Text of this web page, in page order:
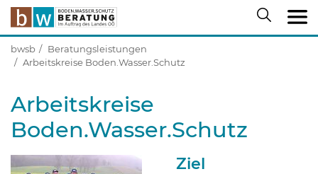
bwsb
Beratungsleistungen
Arbeitskreise Boden.Wasser.Schutz
Arbeitskreise
Boden.Wasser.Schutz
Ziel